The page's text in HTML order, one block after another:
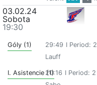
03.02.24
Sobota
19:30
Góly (1) 29:49 I Period: 2
Lauff
I. Asistencie (1)20:16 I Period: 2